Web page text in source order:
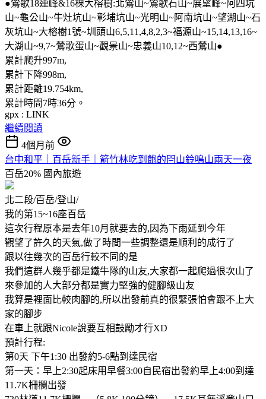
●鶯歌18連峰&16棵大榕樹:北鶯山~鶯歌石山~展望峰~阿四坑
山~龜公山~牛灶坑山~彰埔坑山~光明山~阿南坑山~望湖山~石
灰坑山~大榕樹1號~圳頭山6,5,11,4,8,2,3~福源山~15,14,13,16~
大湖山~9,7~鶯歌蛋山~觀景山~忠義山10,12~西鶯山●
累計爬升997m,
累計下降998m,
累計距離19.754km,
累計時間7時36分。
gpx : LINK
繼續閱讀
4個月前
台中和平｜百岳新手｜箭竹林吃到飽的閂山鈴鳴山兩天一夜
百岳20% 國內旅遊
北二段/百岳/登山/
我的第15~16座百岳
這次行程原本是去年10月就要去的,因為下雨延到今年
觀望了許久的天氣,做了時間一些調整還是順利的成行了
跟以往幾次的百岳行較不同的是
我們這群人幾乎都是鐵牛隊的山友,大家都一起爬過很次山了
來參加的人大部分都是實力堅強的健腳級山友
我算是裡面比較肉腳的,所以出發前真的很緊張怕會跟不上大
家的腳步
在車上就跟Nicole說要互相鼓勵才行XD
預計行程:
第0天 下午1:30 出發約5-6點到達民宿
第一天：早上2:30起床用早餐3:00自民宿出發約早上4:00到達
11.7K柵欄出發